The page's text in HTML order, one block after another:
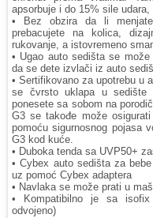
apsorbuje i do 15% sile
• Bez obzira da li
prebacujete na kolica,
rukovanje, a istovremeno
• Ugao auto sedišta se
da se dete izvlači iz auto
• Sertifikovano za upotrebu u
se čvrsto uklapa u
ponesete sa sobom na
G3 se takođe može
pomoću sigurnosnog pojasa
G3 kod kuće.
• Duboka tenda sa UVP50+
• Cybex auto sedišta za
uz pomoć Cybex adaptera
• Navlaka se može prati u
• Kompatibilno je sa
odvojeno)